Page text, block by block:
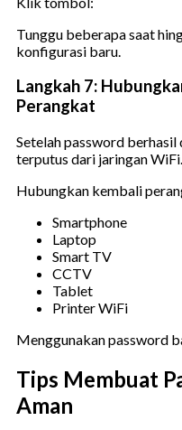
Tunggu beberapa saat
konfigurasi baru.
Langkah 7:
Perangkat
Setelah password
terputus dari jaringan WiFi.
Hubungkan kembali
Smartphone
Laptop
Smart TV
CCTV
Tablet
Printer WiFi
Menggunakan password
Tips Membuat
Aman